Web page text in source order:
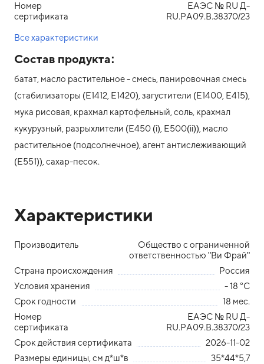
Номер
сертификата
ЕАЭС № RU Д-
RU.РА09.В.38370/23
Все характеристики
Состав продукта:
батат, масло растительное - смесь, панировочная смесь
(стабилизаторы (E1412, Е1420), загустители (Е1400, Е415),
мука рисовая, крахмал картофельный, соль, крахмал
кукурузный, разрыхлители (Е450 (i), Е500(ii)), масло
растительное (подсолнечное), агент антислеживающий
(Е551)), сахар-песок.
Характеристики
Производитель
Общество с ограниченной
ответственностью "Ви Фрай"
Страна происхождения
Россия
Условия хранения
- 18 °С
Срок годности
18 мес.
Номер
сертификата
ЕАЭС № RU Д-
RU.РА09.В.38370/23
Срок действия сертификата
2026-11-02
Размеры единицы, см д*ш*в
35*44*5,7